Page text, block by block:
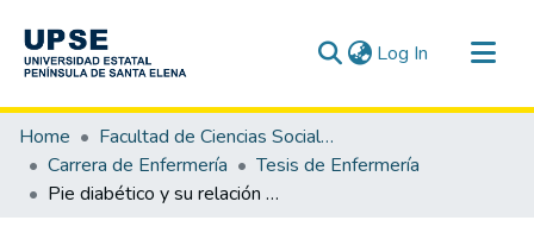
Log In (current)
Communities & Collections
All of DSpace
Statistics
Home
Facultad de Ciencias Sociales y de la Salud
Carrera de Enfermería
Tesis de Enfermería
Pie diabético y su relación con la neuropatía en adultos del barrio 25 de Septiembre La Libertad 2018-2019